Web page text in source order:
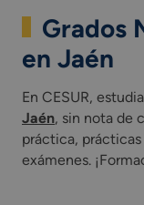
Grados
en Jaén
En CESUR,
Jaén, sin nota de
práctica, prácticas
exámenes.